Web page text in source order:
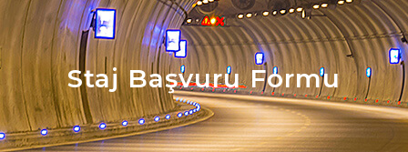
Staj Başvuru Formu